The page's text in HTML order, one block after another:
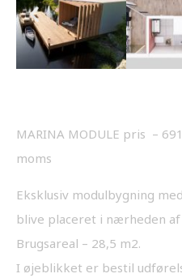
MARINA MODULE pris –
moms
Eksklusiv modulbygning
blive placeret i nærheden af
Brugsareal – 28,5 m2.
I øjeblikket er bestil